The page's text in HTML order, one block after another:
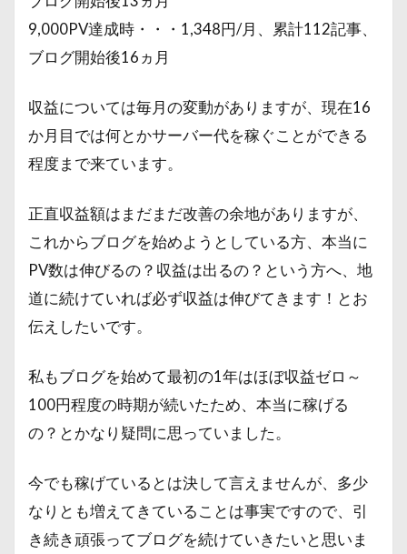
9,000PV達成時・・・1,348円/月、累計112記事、
ブログ開始後16ヵ月
収益については毎月の変動がありますが、現在16
か月目では何とかサーバー代を稼ぐことができる
程度まで来ています。
正直収益額はまだまだ改善の余地がありますが、
これからブログを始めようとしている方、本当に
PV数は伸びるの？収益は出るの？という方へ、地
道に続けていれば必ず収益は伸びてきます！とお
伝えしたいです。
私もブログを始めて最初の1年はほぼ収益ゼロ～
100円程度の時期が続いたため、本当に稼げる
の？とかなり疑問に思っていました。
今でも稼げているとは決して言えませんが、多少
なりとも増えてきていることは事実ですので、引
き続き頑張ってブログを続けていきたいと思いま